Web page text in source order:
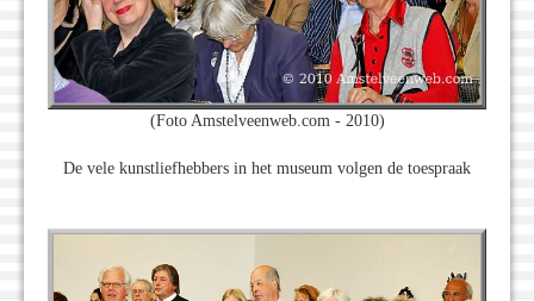
(Foto Amstelveenweb.com - 2010)
De vele kunstliefhebbers in het museum volgen de toespraak